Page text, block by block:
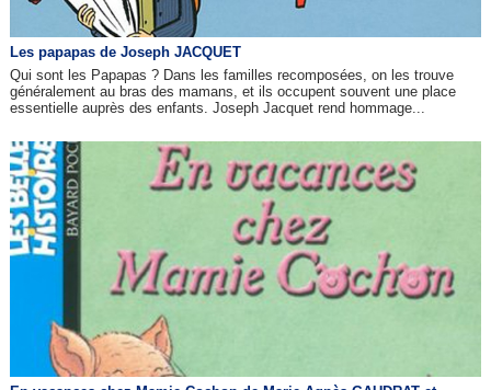
Les papapas de Joseph JACQUET
Qui sont les Papapas ? Dans les familles recomposées, on les trouve
généralement au bras des mamans, et ils occupent souvent une place
essentielle auprès des enfants. Joseph Jacquet rend hommage...